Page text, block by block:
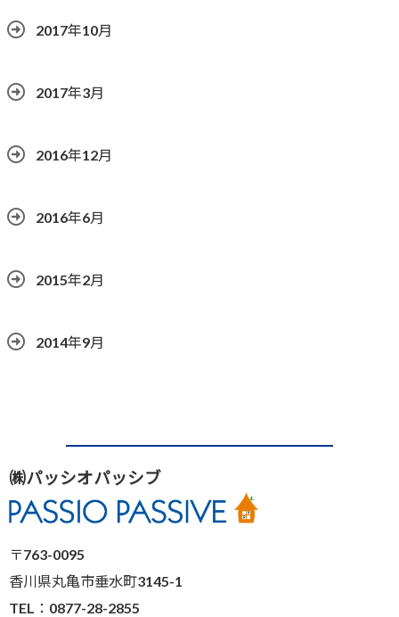
2017年10月
2017年3月
2016年12月
2016年6月
2015年2月
2014年9月
㈱パッシオパッシブ
〒763-0095
香川県丸亀市垂水町3145-1
TEL：0877-28-2855